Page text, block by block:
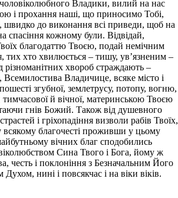
Владики, вилий на нас
і прохання наші, що приносимо Тобі,
до виконання всі приведи, щоб на
спасіння кожному були. Відвідай,
благодаттю Твоєю, подай немічним
тих хто хвилюється – тишу, ув’язненим –
різноманітних хвороб страждають –
Всемилостива Владичице, всяке місто і
згубної, землетрусу, потопу, вогню,
тимчасової й вічної, материнською Твоєю
гнів Божий. Також від душевного
і гріхопадіння визволи рабів Твоїх,
благочесті проживши у цьому
вічних благ сподобились
Сина Твого і Бога, йому ж
честь і поклоніння з Безначальним Його
нині і повсякчас і на віки віків.